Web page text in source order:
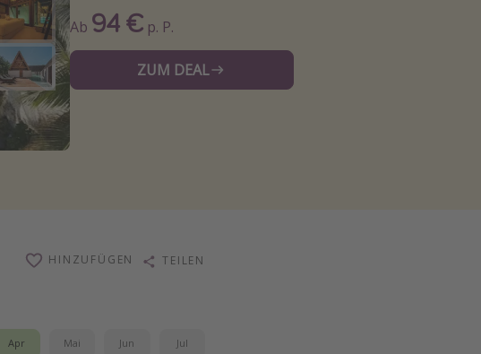
Ab 94 € p. P.
ZUM DEAL
HINZUFÜGEN TEILEN
Apr Mai Jun Jul